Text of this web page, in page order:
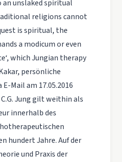
unslaked spiritual
religions cannot
is spiritual, the
a modicum or even
which Jungian therapy
persönliche
Mail am 17.05.2016
Jung gilt weithin als
innerhalb des
hundert Jahre. Auf der
und Praxis der